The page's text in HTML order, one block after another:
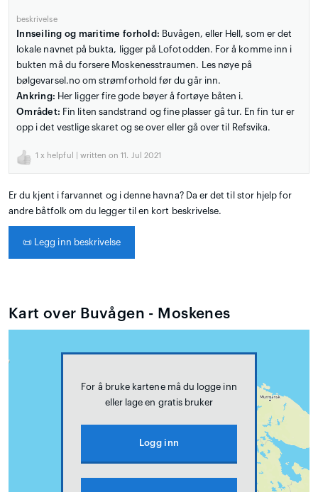
beskrivelse
Innseiling og maritime forhold: Buvågen, eller Hell, som er det
lokale navnet på bukta, ligger på Lofotodden. For å komme inn i
bukten må du forsere Moskenesstraumen. Les nøye på
bølgevarsel.no om strømforhold før du går inn.
Ankring: Her ligger fire gode bøyer å fortøye båten i.
Området: Fin liten sandstrand og fine plasser gå tur. En fin tur er
opp i det vestlige skaret og se over eller gå over til Refsvika.
1 x helpful | written on 11. Jul 2021
Er du kjent i farvannet og i denne havna? Da er det til stor hjelp for
andre båtfolk om du legger til en kort beskrivelse.
📜 Legg inn beskrivelse
Kart over Buvågen - Moskenes
For å bruke kartene må du logge inn
eller lage en gratis bruker
Logg inn